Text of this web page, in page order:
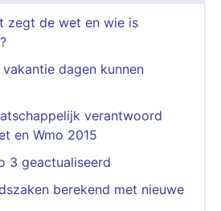
zegt de wet en wie is
dagen kunnen
verantwoord
en Wmo 2015
3 geactualiseerd
berekend met nieuwe